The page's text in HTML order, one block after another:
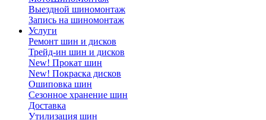
Выездной шиномонтаж
Запись на шиномонтаж
Услуги
Ремонт шин и дисков
Трейд-ин шин и дисков
New! Прокат шин
New! Покраска дисков
Ошиповка шин
Сезонное хранение шин
Доставка
Утилизация шин